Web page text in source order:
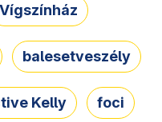
Vígszínház
balesetveszély
Kelly foci